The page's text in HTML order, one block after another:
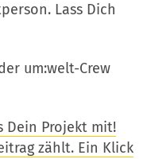
Lass Dich
um:welt-Crew
Dein Projekt mit!
zählt. Ein Klick